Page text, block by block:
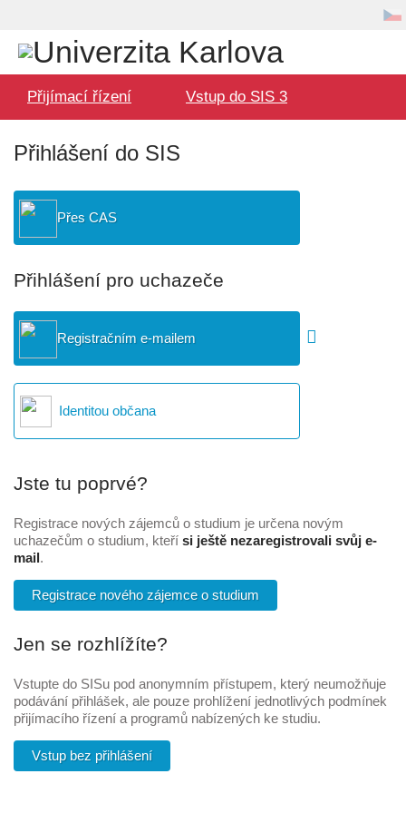
menuPřijímací řízení Vstup do SIS 3
Přihlášení do SIS
Přes CAS
Přihlášení pro uchazeče
Registračním e-mailem
Identitou občana
Jste tu poprvé?
Registrace nových zájemců o studium je určena novým
uchazečům o studium, kteří si ještě nezaregistrovali svůj e-
mail.
Registrace nového zájemce o studium
Jen se rozhlížíte?
Vstupte do SISu pod anonymním přístupem, který neumožňuje
podávání přihlášek, ale pouze prohlížení jednotlivých podmínek
přijímacího řízení a programů nabízených ke studiu.
Vstup bez přihlášení